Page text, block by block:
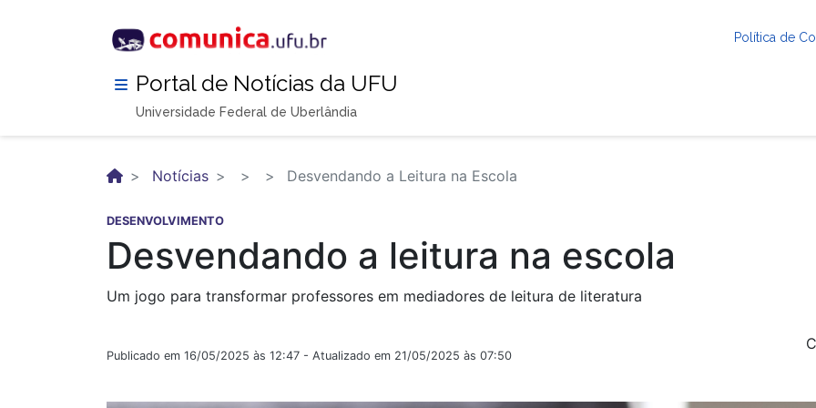
Política de
Portal de Notícias da UFU
Universidade Federal de Uberlândia
Notícias Desvendando a Leitura na Escola
DESENVOLVIMENTO
Desvendando a leitura na escola
Um jogo para transformar professores em mediadores de leitura de literatura
Publicado em 16/05/2025 às 12:47 - Atualizado em 21/05/2025 às 07:50